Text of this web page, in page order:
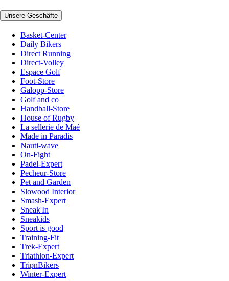
Unsere Geschäfte
Basket-Center
Daily Bikers
Direct Running
Direct-Volley
Espace Golf
Foot-Store
Galopp-Store
Golf and co
Handball-Store
House of Rugby
La sellerie de Maé
Made in Paradis
Nauti-wave
On-Fight
Padel-Expert
Pecheur-Store
Pet and Garden
Slowood Interior
Smash-Expert
Sneak'In
Sneakids
Sport is good
Training-Fit
Trek-Expert
Triathlon-Expert
TripnBikers
Winter-Expert